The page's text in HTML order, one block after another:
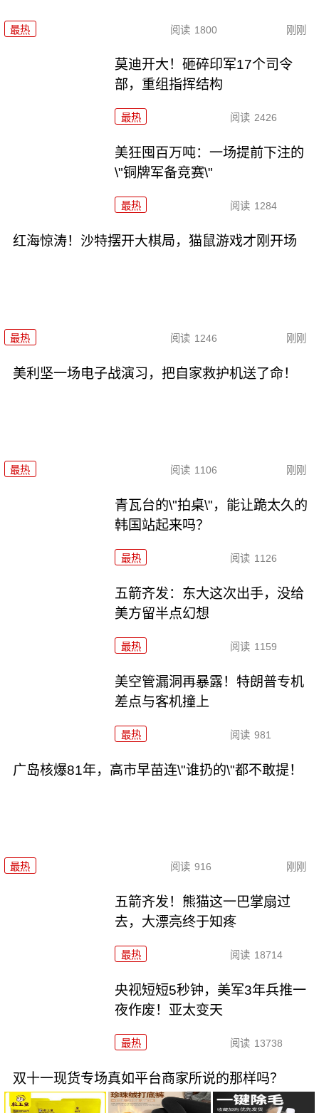
最热 阅读 1800 刚刚
莫迪开大！砸碎印军17个司令
部，重组指挥结构
最热 阅读 2426
美狂囤百万吨：一场提前下注的
\"铜牌军备竞赛\"
最热 阅读 1284
红海惊涛！沙特摆开大棋局，猫鼠游戏才刚开场
最热 阅读 1246 刚刚
美利坚一场电子战演习，把自家救护机送了命！
最热 阅读 1106 刚刚
青瓦台的\"拍桌\"，能让跪太久的
韩国站起来吗？
最热 阅读 1126
五箭齐发：东大这次出手，没给
美方留半点幻想
最热 阅读 1159
美空管漏洞再暴露！特朗普专机
差点与客机撞上
最热 阅读 981
广岛核爆81年，高市早苗连\"谁扔的\"都不敢提！
最热 阅读 916 刚刚
五箭齐发！熊猫这一巴掌扇过
去，大漂亮终于知疼
最热 阅读 18714
央视短短5秒钟，美军3年兵推一
夜作废！亚太变天
最热 阅读 13738
双十一现货专场真如平台商家所说的那样吗？